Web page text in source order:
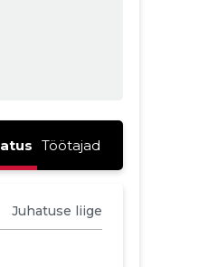
Töötajad
Juhatuse liige